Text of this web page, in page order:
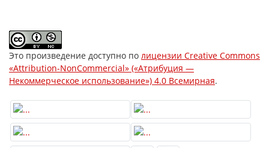
Это произведение доступно по лицензии Creative Commons
«Attribution-NonCommercial» («Атрибуция —
Некоммерческое использование») 4.0 Всемирная.